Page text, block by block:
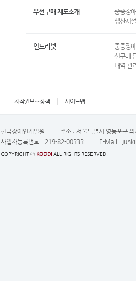
우선구매 제도소개
중증장
생산시
인트라넷
중증장
선구매
내역 관
저작권보호정책 사이트맵
한국장애인개발원 주소 : 서울특별시 영등포구
사업자등록번호 : 219-82-00333 E-Mail :
COPYRIGHT ⓒ KODDI ALL RIGHTS RESERVED.